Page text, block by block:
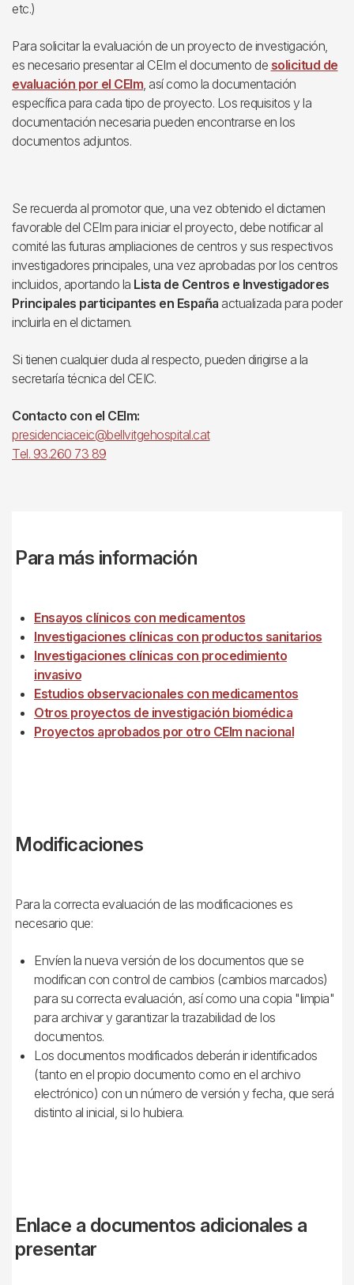
etc.)
Para solicitar la evaluación de un proyecto de investigación,
es necesario presentar al CEIm el documento de solicitud de
evaluación por el CEIm, así como la documentación
específica para cada tipo de proyecto. Los requisitos y la
documentación necesaria pueden encontrarse en los
documentos adjuntos.
Se recuerda al promotor que, una vez obtenido el dictamen
favorable del CEIm para iniciar el proyecto, debe notificar al
comité las futuras ampliaciones de centros y sus respectivos
investigadores principales, una vez aprobadas por los centros
incluidos, aportando la Lista de Centros e Investigadores
Principales participantes en España actualizada para poder
incluirla en el dictamen.
Si tienen cualquier duda al respecto, pueden dirigirse a la
secretaría técnica del CEIC.
Contacto con el CEIm:
presidenciaceic@bellvitgehospital.cat
Tel. 93.260 73 89
Para más información
Ensayos clínicos con medicamentos
Investigaciones clínicas con productos sanitarios
Investigaciones clínicas con procedimiento
invasivo
Estudios observacionales con medicamentos
Otros proyectos de investigación biomédica
Proyectos aprobados por otro CEIm nacional
Modificaciones
Para la correcta evaluación de las modificaciones es
necesario que:
Envíen la nueva versión de los documentos que se
modifican con control de cambios (cambios marcados)
para su correcta evaluación, así como una copia "limpia"
para archivar y garantizar la trazabilidad de los
documentos.
Los documentos modificados deberán ir identificados
(tanto en el propio documento como en el archivo
electrónico) con un número de versión y fecha, que será
distinto al inicial, si lo hubiera.
Enlace a documentos adicionales a
presentar